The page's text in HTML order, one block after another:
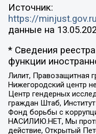
Источник:
https://
данные на
* Сведения
функции
Лилит, Правозащитная
Нижегородский центр
Центр гендерных
граждан Штаб,
Фонд борьбы с
НАСИЛИЮ.НЕТ, Мы
действие, Открытый